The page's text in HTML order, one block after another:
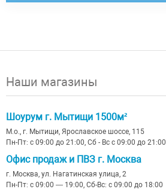
Наши магазины
Шоурум г. Мытищи 1500м²
М.о., г. Мытищи, Ярославское шоссе, 115
Пн-Пт: с 09:00 до 21:00, Сб - Вс с 09:00 до 21:00
Офис продаж и ПВЗ г. Москва
г. Москва, ул. Нагатинская улица, 2
Пн-Пт: с 09:00 — 19:00, Сб-Вс: с 09:00 до 18:00